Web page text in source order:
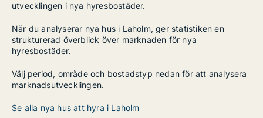
utvecklingen i nya hyresbostäder.
När du analyserar nya hus i Laholm, ger statistiken en
strukturerad överblick över marknaden för nya
hyresbostäder.
Välj period, område och bostadstyp nedan för att analysera
marknadsutvecklingen.
Se alla nya hus att hyra i Laholm